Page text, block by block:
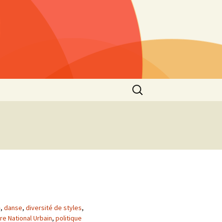
Rechercher :
, danse, diversité de styles,
National Urbain, politique